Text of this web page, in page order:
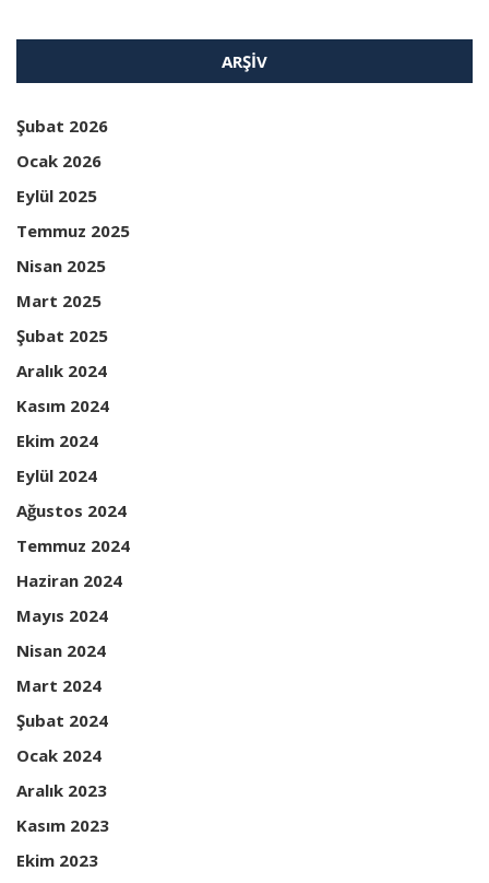
ARŞIV
Şubat 2026
Ocak 2026
Eylül 2025
Temmuz 2025
Nisan 2025
Mart 2025
Şubat 2025
Aralık 2024
Kasım 2024
Ekim 2024
Eylül 2024
Ağustos 2024
Temmuz 2024
Haziran 2024
Mayıs 2024
Nisan 2024
Mart 2024
Şubat 2024
Ocak 2024
Aralık 2023
Kasım 2023
Ekim 2023